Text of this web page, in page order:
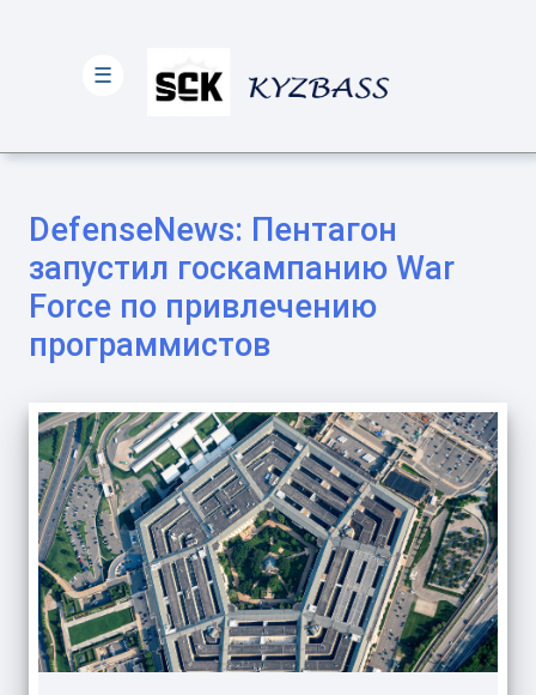
DefenseNews: Пентагон
запустил госкампанию War
Force по привлечению
программистов
☰